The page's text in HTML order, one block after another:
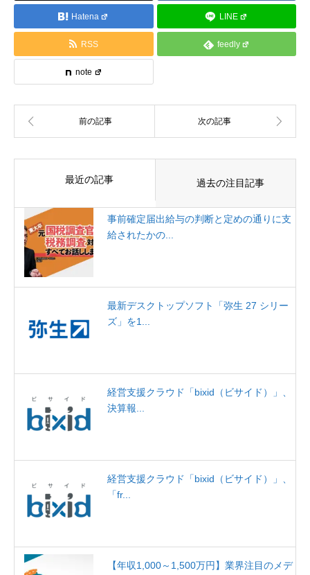
Hatena LINE
RSS feedly
note
最近の記事 過去の注目記事
事前確定届出給与の判断と定めの通りに支
給されたかの...
最新デスクトップソフト「弥生 27 シリー
ズ」を1...
経営支援クラウド「bixid（ビサイド）」、
決算報...
経営支援クラウド「bixid（ビサイド）」、
「fr...
【年収1,000～1,500万円】業界注目のメデ